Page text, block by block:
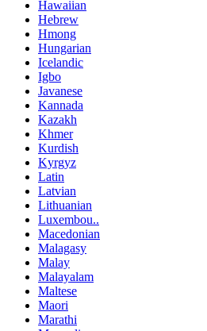
Hawaiian
Hebrew
Hmong
Hungarian
Icelandic
Igbo
Javanese
Kannada
Kazakh
Khmer
Kurdish
Kyrgyz
Latin
Latvian
Lithuanian
Luxembou..
Macedonian
Malagasy
Malay
Malayalam
Maltese
Maori
Marathi